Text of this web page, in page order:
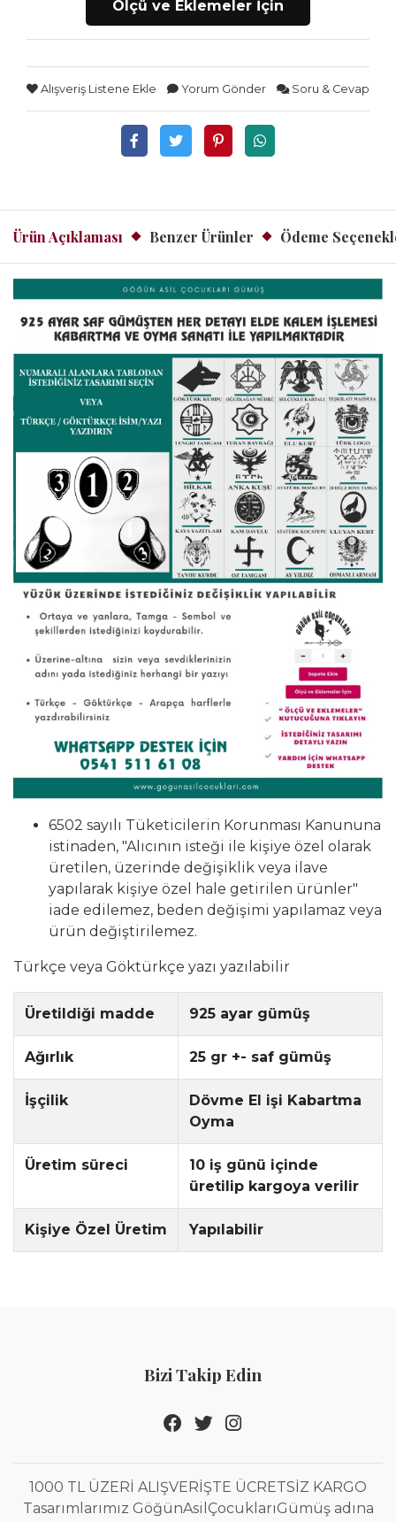
Ölçü ve Eklemeler İçin
Alışveriş Listene Ekle Yorum Gönder Soru & Cevap
Ürün Açıklaması Benzer Ürünler Ödeme
6502 sayılı Tüketicilerin Korunması Kanununa
istinaden, "Alıcının isteği ile kişiye özel olarak
üretilen, üzerinde değişiklik veya ilave
yapılarak kişiye özel hale getirilen ürünler"
iade edilemez, beden değişimi yapılamaz veya
ürün değiştirilemez.
Türkçe veya Göktürkçe yazı yazılabilir
Üretildiği madde 925 ayar gümüş
Ağırlık 25 gr +- saf gümüş
İşçilik
Dövme El işi Kabartma
Oyma
Üretim süreci
10 iş günü içinde
üretilip kargoya verilir
Kişiye Özel Üretim Yapılabilir
Bizi Takip Edin
1000 TL ÜZERİ ALIŞVERİŞTE ÜCRETSİZ KARGO
Tasarımlarımız GöğünAsilÇocuklarıGümüş adına